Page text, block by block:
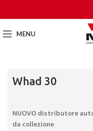
MENU
Whad 30
NUOVO distributore
da collezione